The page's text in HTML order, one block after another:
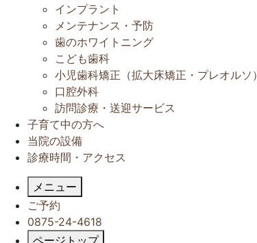
インプラント
メンテナンス・予防
歯のホワイトニング
こども歯科
小児歯科矯正（拡大床矯正・プレオルソ）
口腔外科
訪問診療・送迎サービス
子育て中の方へ
当院の設備
診療時間・アクセス
メニュー
ご予約
0875-24-4618
ページトップ